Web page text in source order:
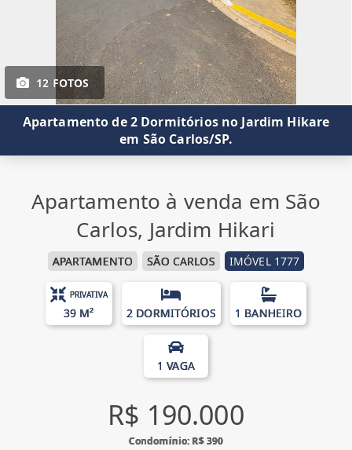
12 FOTOS
Apartamento de 2 Dormitórios no Jardim Hikare
em São Carlos/SP.
Apartamento à venda em São
Carlos, Jardim Hikari
APARTAMENTO SÃO CARLOS IMÓVEL 1777
PRIVATIVA
39 M² 2 DORMITÓRIOS 1 BANHEIRO
1 VAGA
R$ 190.000
Condomínio: R$ 390